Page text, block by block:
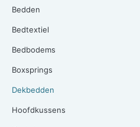
Bedden
Bedtextiel
Bedbodems
Boxsprings
Dekbedden
Hoofdkussens